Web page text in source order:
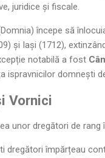
juridice și fiscale.
începe să
și Iași (1712),
notabilă a fost
ispravnicilor domnești
Vornici
unor dregători de rang
dregători împărțeau